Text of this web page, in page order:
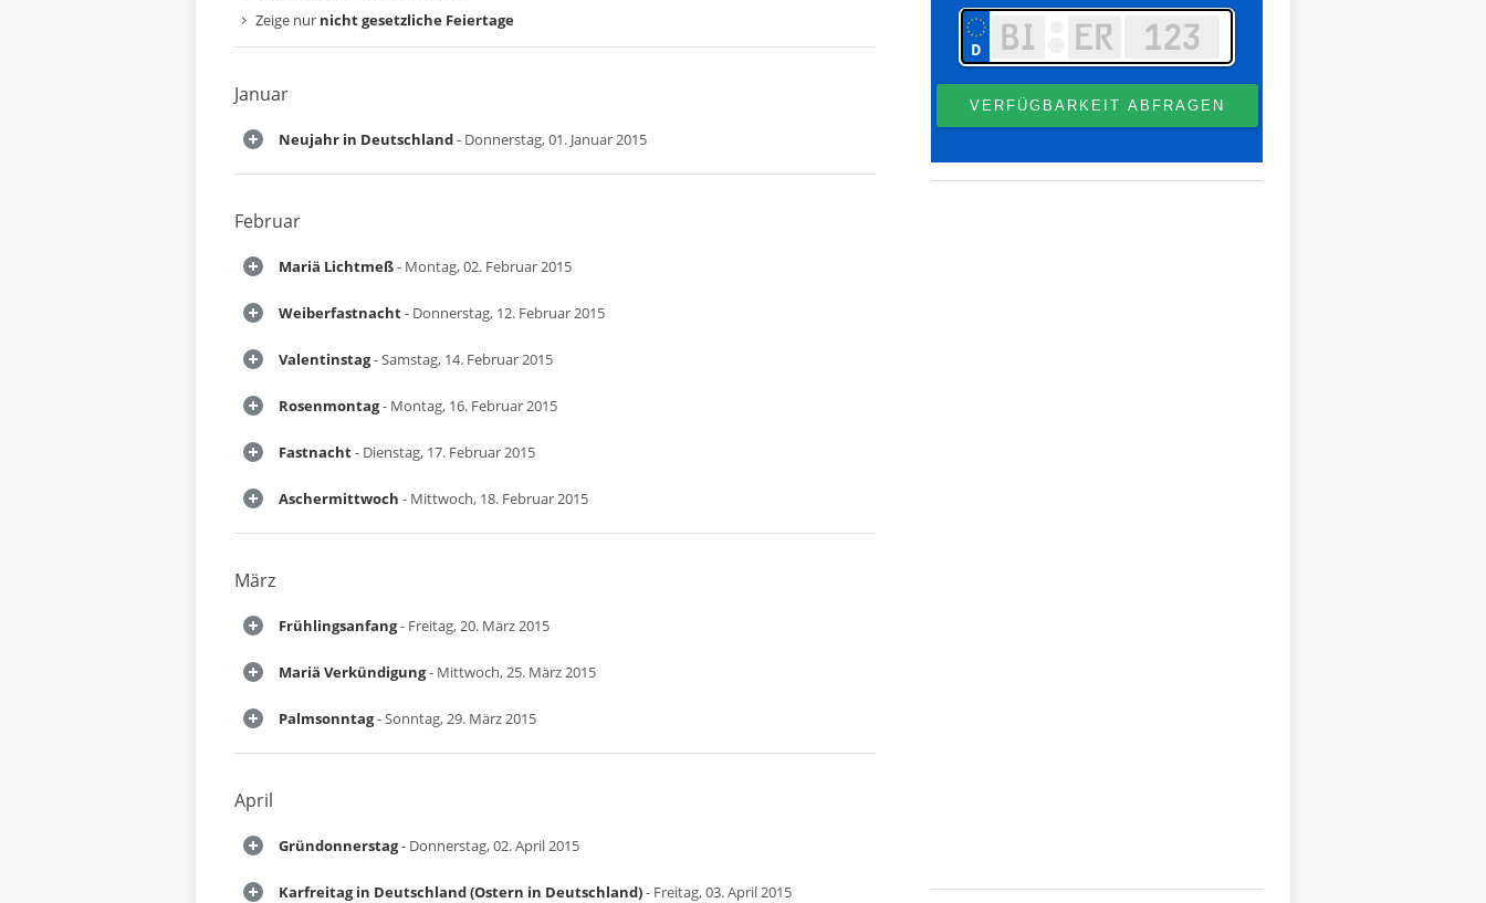
Zeige nur nicht gesetzliche Feiertage
Januar
Neujahr in Deutschland- Donnerstag, 01. Januar 2015
Februar
Mariä Lichtmeß- Montag, 02. Februar 2015
Weiberfastnacht- Donnerstag, 12. Februar 2015
Valentinstag- Samstag, 14. Februar 2015
Rosenmontag- Montag, 16. Februar 2015
Fastnacht- Dienstag, 17. Februar 2015
Aschermittwoch - Mittwoch, 18. Februar 2015
März
Frühlingsanfang- Freitag, 20. März 2015
Mariä Verkündigung- Mittwoch, 25. März 2015
Palmsonntag- Sonntag, 29. März 2015
April
Gründonnerstag- Donnerstag, 02. April 2015
Karfreitag in Deutschland (Ostern in Deutschland)- Freitag, 03. April 2015